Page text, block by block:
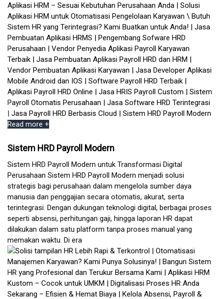
Read more +
Sistem HRD Payroll Modern
Sistem HRD Payroll Modern untuk Transformasi Digital
Perusahaan Sistem HRD Payroll Modern menjadi solusi
strategis bagi perusahaan dalam mengelola sumber daya
manusia dan penggajian secara otomatis, akurat, serta
terintegrasi. Dengan dukungan teknologi digital, berbagai proses
seperti absensi, perhitungan gaji, hingga laporan HR dapat
dilakukan dalam satu platform tanpa proses manual yang
memakan waktu. Di era